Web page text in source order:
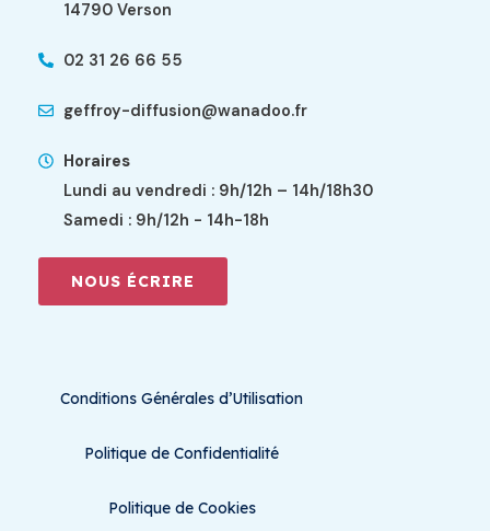
14790 Verson
02 31 26 66 55
geffroy-diffusion@wanadoo.fr
Horaires
Lundi au vendredi : 9h/12h – 14h/18h30
Samedi : 9h/12h - 14h-18h
NOUS ÉCRIRE
Conditions Générales d’Utilisation
Politique de Confidentialité
Politique de Cookies